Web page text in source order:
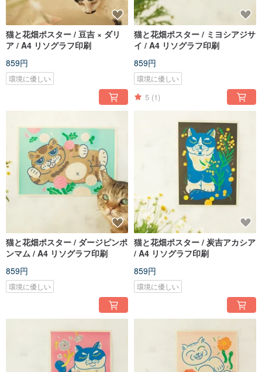
猫と花畑ポスター / 豆吉 × ダリ
ア / A4 リソグラフ印刷
859円
環境に優しい
猫と花畑ポスター / ミヨシアジサ
イ / A4 リソグラフ印刷
859円
環境に優しい
5 (1)
猫と花畑ポスター / ダージピンポ
ンマム / A4 リソグラフ印刷
859円
環境に優しい
猫と花畑ポスター / 炭吉アカシア
/ A4 リソグラフ印刷
859円
環境に優しい